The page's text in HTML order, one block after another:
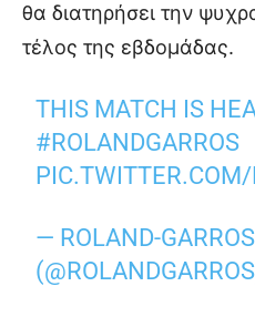
θα διατηρήσει την
τέλος της εβδομάδας.
THIS MATCH IS
#ROLANDGARROS
— ROLAND-GARROS